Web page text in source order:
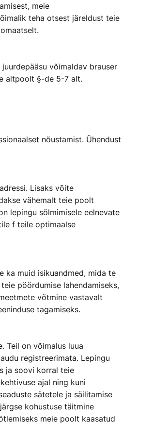
meie
teha otsest järeldust teie
võimaldav brauser
altpoolt §-de 5-7 alt.
nõustamist. Ühendust
Lisaks võite
vähemalt teie poolt
lepingu sõlmimisele eelnevate
f teile optimaalse
ka muid isikuandmed, mida te
pöördumise lahendamiseks,
võtmine vastavalt
tagamiseks.
Teil on võimalus luua
registreerimata. Lepingu
ja soovi korral teie
ajal ning kuni
sätetele ja säilitamise
kohustuse täitmine
meie poolt kaasatud